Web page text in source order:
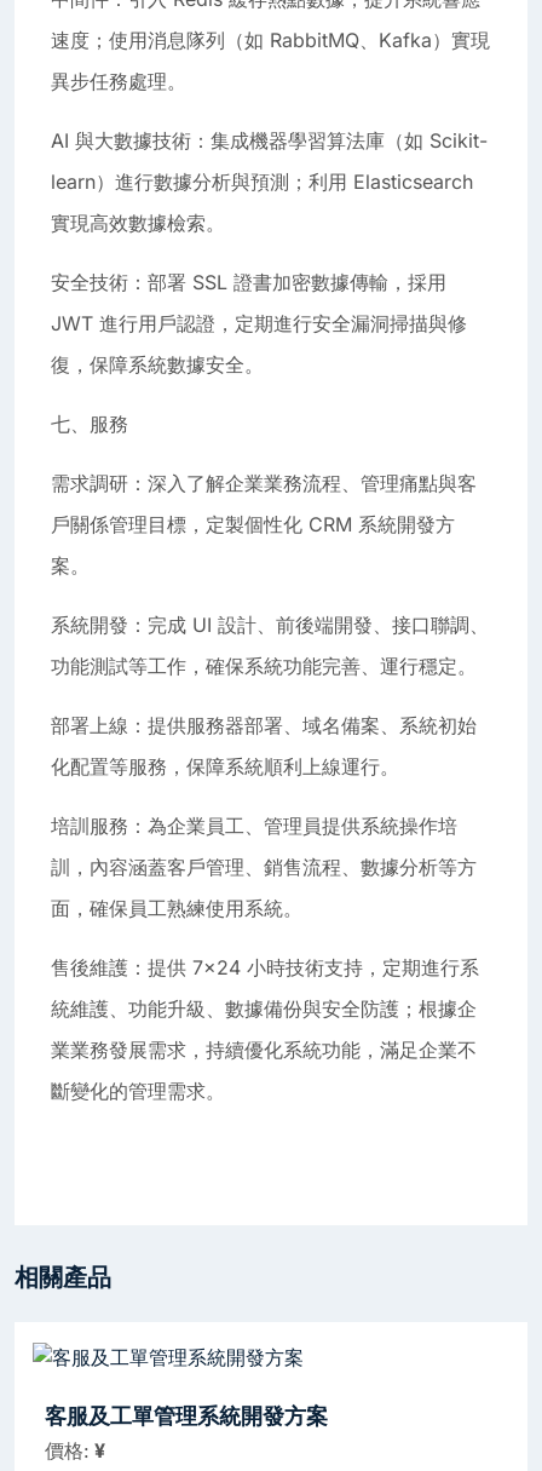
速度；使用消息隊列（如 RabbitMQ、Kafka）實現
異步任務處理。
AI 與大數據技術：集成機器學習算法庫（如 Scikit-
learn）進行數據分析與預測；利用 Elasticsearch
實現高效數據檢索。
安全技術：部署 SSL 證書加密數據傳輸，採用
JWT 進行用戶認證，定期進行安全漏洞掃描與修
復，保障系統數據安全。
七、服務
需求調研：深入了解企業業務流程、管理痛點與客
戶關係管理目標，定製個性化 CRM 系統開發方
案。
系統開發：完成 UI 設計、前後端開發、接口聯調、
功能測試等工作，確保系統功能完善、運行穩定。
部署上線：提供服務器部署、域名備案、系統初始
化配置等服務，保障系統順利上線運行。
培訓服務：為企業員工、管理員提供系統操作培
訓，內容涵蓋客戶管理、銷售流程、數據分析等方
面，確保員工熟練使用系統。
售後維護：提供 7×24 小時技術支持，定期進行系
統維護、功能升級、數據備份與安全防護；根據企
業業務發展需求，持續優化系統功能，滿足企業不
斷變化的管理需求。
相關產品
客服及工單管理系統開發方案
價格: ¥